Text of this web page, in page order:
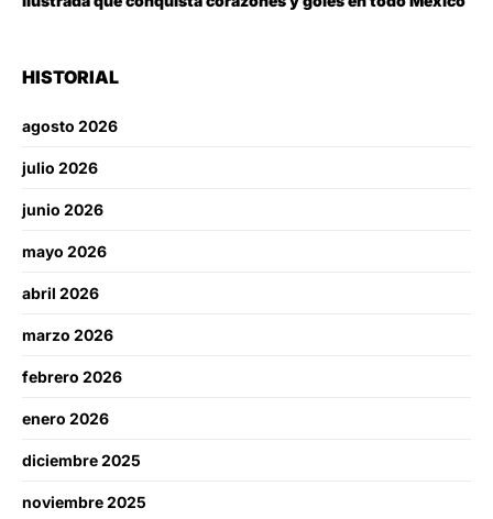
HISTORIAL
agosto 2026
julio 2026
junio 2026
mayo 2026
abril 2026
marzo 2026
febrero 2026
enero 2026
diciembre 2025
noviembre 2025